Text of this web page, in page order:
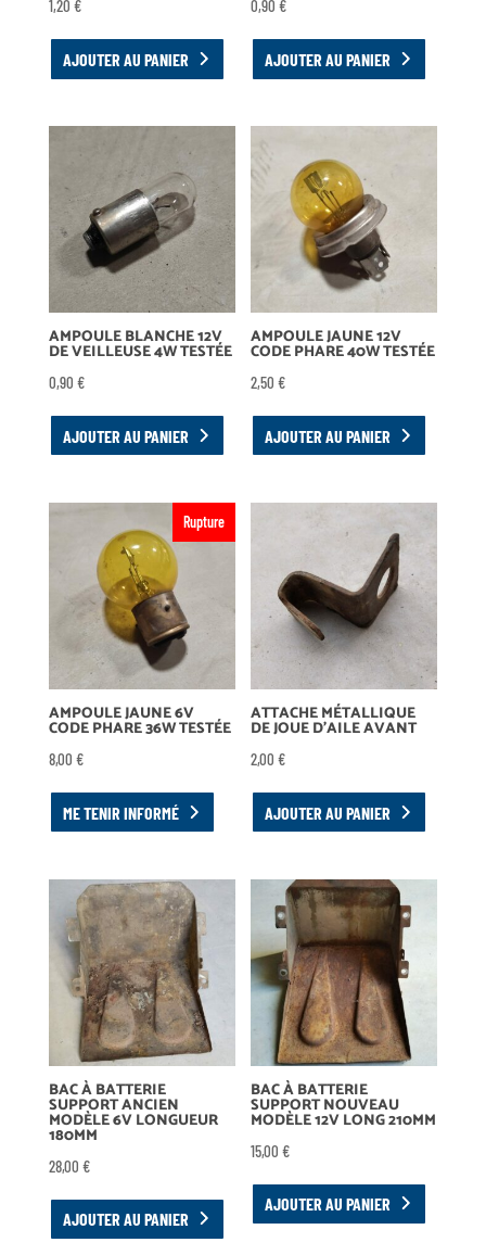
1,20 €
AJOUTER AU PANIER
0,90€
AJOUTER AU PANIER
AMPOULE BLANCHE 12V
DE VEILLEUSE 4W TESTÉE
0,90 €
AJOUTER AU PANIER
AMPOULE JAUNE 12V
CODE PHARE 40W TESTÉE
2,50€
AJOUTER AU PANIER
Rupture
AMPOULE JAUNE 6V
CODE PHARE 36W TESTÉE
8,00 €
ME TENIR INFORMÉ
ATTACHE MÉTALLIQUE
DE JOUE D’AILE AVANT
2,00€
AJOUTER AU PANIER
BAC À BATTERIE
SUPPORT ANCIEN
MODÈLE 6V LONGUEUR
180MM
28,00 €
AJOUTER AU PANIER
BAC À BATTERIE
SUPPORT NOUVEAU
MODÈLE 12V LONG 210MM
15,00€
AJOUTER AU PANIER